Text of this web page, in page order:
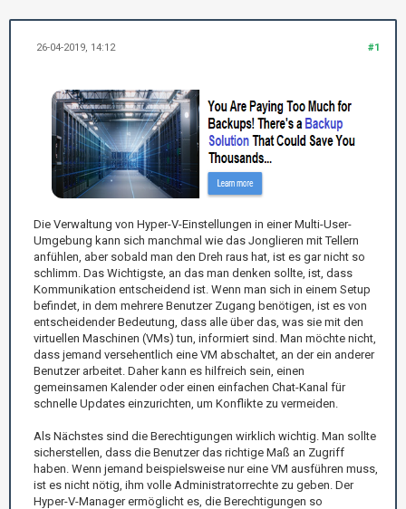
#1
26-04-2019, 14:12
Die Verwaltung von Hyper-V-Einstellungen in einer Multi-User-
Umgebung kann sich manchmal wie das Jonglieren mit Tellern
anfühlen, aber sobald man den Dreh raus hat, ist es gar nicht so
schlimm. Das Wichtigste, an das man denken sollte, ist, dass
Kommunikation entscheidend ist. Wenn man sich in einem Setup
befindet, in dem mehrere Benutzer Zugang benötigen, ist es von
entscheidender Bedeutung, dass alle über das, was sie mit den
virtuellen Maschinen (VMs) tun, informiert sind. Man möchte nicht,
dass jemand versehentlich eine VM abschaltet, an der ein anderer
Benutzer arbeitet. Daher kann es hilfreich sein, einen
gemeinsamen Kalender oder einen einfachen Chat-Kanal für
schnelle Updates einzurichten, um Konflikte zu vermeiden.
Als Nächstes sind die Berechtigungen wirklich wichtig. Man sollte
sicherstellen, dass die Benutzer das richtige Maß an Zugriff
haben. Wenn jemand beispielsweise nur eine VM ausführen muss,
ist es nicht nötig, ihm volle Administratorrechte zu geben. Der
Hyper-V-Manager ermöglicht es, die Berechtigungen so